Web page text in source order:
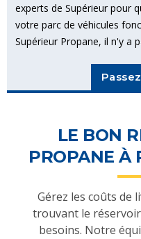
experts de Supérieur pour
votre parc de véhicules
Supérieur Propane, il n'y a
LE BON
PROPANE À
Gérez les coûts de
trouvant le
besoins. Notre